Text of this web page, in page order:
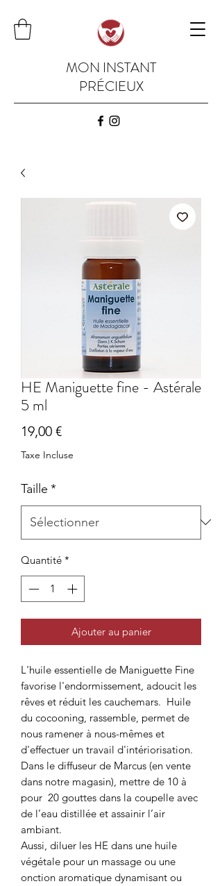
MON INSTANT
PRÉCIEUX
HE Maniguette fine - Astérale
5 ml
19,00 €Prix
Taxe Incluse
Taille *
Quantité *
Ajouter au panier
L'huile essentielle de Maniguette Fine
favorise l'endormissement, adoucit les
rêves et réduit les cauchemars. Huile
du cocooning, rassemble, permet de
nous ramener à nous-mêmes et
d'effectuer un travail d'intériorisation.
Dans le diffuseur de Marcus (en vente
dans notre magasin), mettre de 10 à
pour 20 gouttes dans la coupelle avec
de l’eau distillée et assainir l’air
ambiant.
Aussi, diluer les HE dans une huile
végétale pour un massage ou une
onction aromatique dynamisant ou